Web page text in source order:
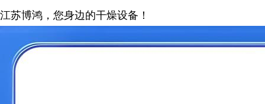
江苏博鸿，您身边的干燥设备 ！